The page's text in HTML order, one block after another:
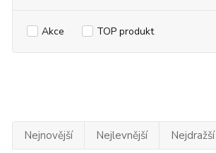
Akce TOP produkt
Nejnovější Nejlevnější Nejdražší